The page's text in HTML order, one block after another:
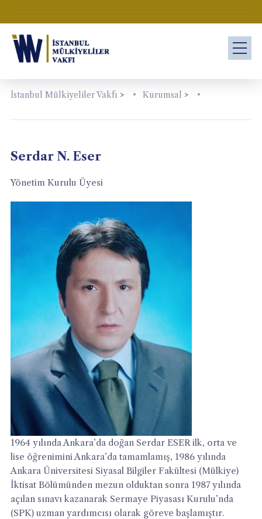
İstanbul Mülkiyeliler Vakfı > Kurumsal >
Serdar N. Eser
Yönetim Kurulu Üyesi
1964 yılında Ankara’da doğan Serdar ESER ilk, orta ve
lise öğrenimini Ankara’da tamamlamış, 1986 yılında
Ankara Üniversitesi Siyasal Bilgiler Fakültesi (Mülkiye)
İktisat Bölümünden mezun olduktan sonra 1987 yılında
açılan sınavı kazanarak Sermaye Piyasası Kurulu’nda
(SPK) uzman yardımcısı olarak göreve başlamıştır.